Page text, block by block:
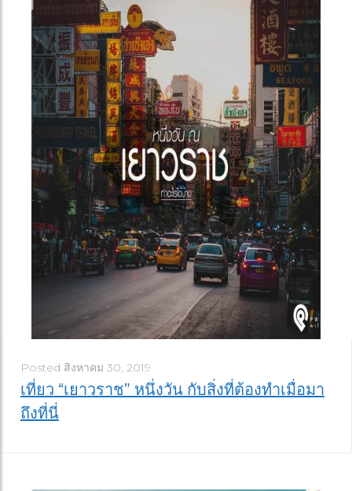
Posted สิงหาคม 30, 2019
เที่ยว “เยาวราช” หนึ่งวัน กับสิ่งที่ต้องทำเมื่อมา
ถึงที่นี่